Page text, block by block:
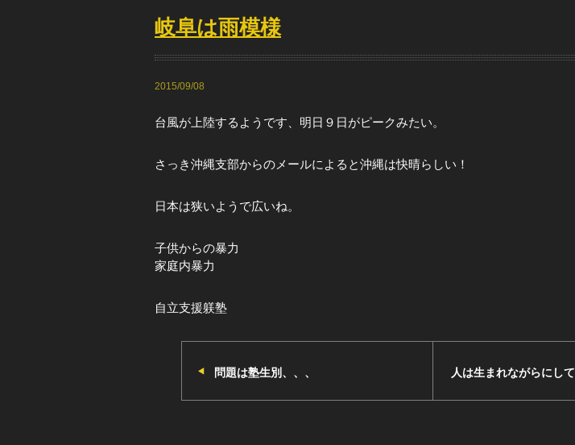
岐阜は雨模様
2015/09/08
台風が上陸するようです、明日９日がピークみたい。
さっき沖縄支部からのメールによると沖縄は快晴らしい！
日本は狭いようで広いね。
子供からの暴力
家庭内暴力
自立支援躾塾
問題は塾生別、、、 人は生まれながらにして